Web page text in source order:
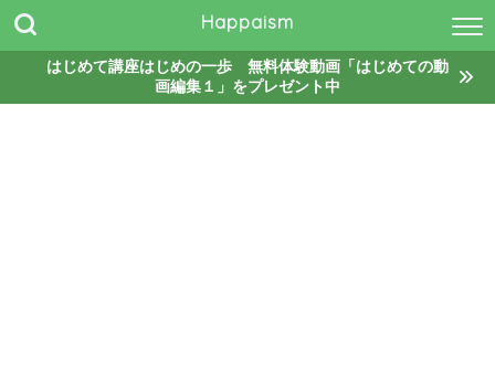
Happaism
はじめて講座はじめの一歩 無料体験動画「はじめての動
画編集１」をプレゼント中